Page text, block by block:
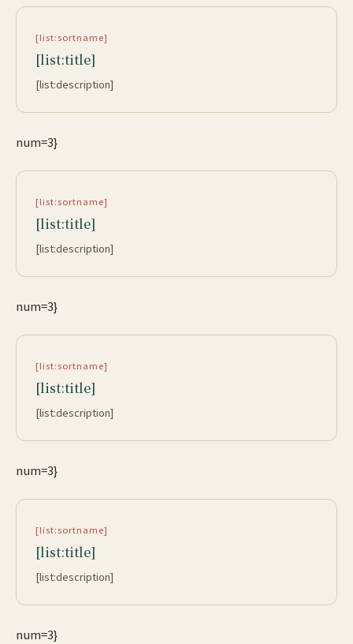
[list:sortname]
[list:title]
[list:description]
num=3}
[list:sortname]
[list:title]
[list:description]
num=3}
[list:sortname]
[list:title]
[list:description]
num=3}
[list:sortname]
[list:title]
[list:description]
num=3}